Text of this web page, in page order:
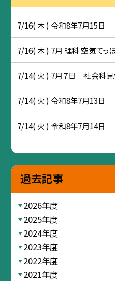
7/16( 木 ) 令和8年7月15日
7/16( 木 ) 7月 理科 空気てっ
7/14( 火 ) 7月７日 社会科
7/14( 火 ) 令和8年7月13日
7/14( 火 ) 令和8年7月14日
過去記事
2026年度
2025年度
2024年度
2023年度
2022年度
2021年度